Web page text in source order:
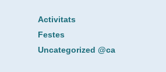
Activitats
Festes
Uncategorized @ca